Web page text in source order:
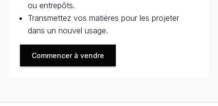
ou entrepôts.
Transmettez vos matières pour les projeter
dans un nouvel usage.
Commencer à vendre